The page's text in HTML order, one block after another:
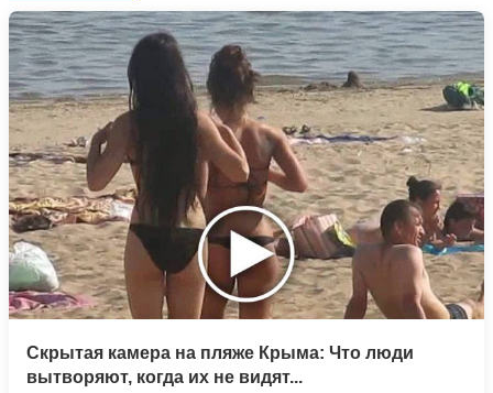
Скрытая камера на пляже Крыма: Что люди
вытворяют, когда их не видят...